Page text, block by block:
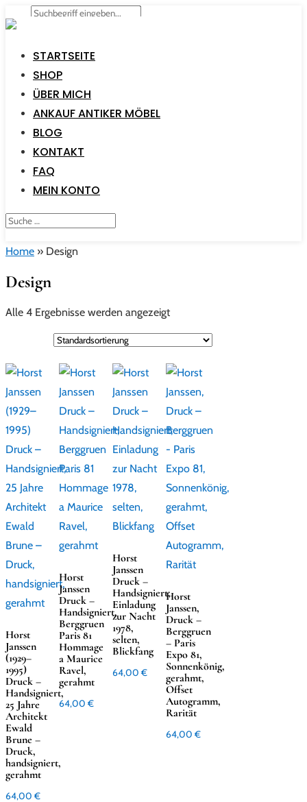
STARTSEITE
SHOP
ÜBER MICH
ANKAUF ANTIKER MÖBEL
BLOG
KONTAKT
FAQ
MEIN KONTO
Home » Design
Design
Alle 4 Ergebnisse werden angezeigt
Horst
Janssen
(1929–
1995)
Druck –
Handsigniert,
25 Jahre
Architekt
Ewald
Brune –
Druck,
handsigniert,
gerahmt
64,00€
Horst
Janssen
Druck –
Handsigniert,
Berggruen
Paris 81
Hommage
a Maurice
Ravel,
gerahmt
64,00€
Horst
Janssen
Druck –
Handsigniert;
Einladung
zur Nacht
1978,
selten,
Blickfang
64,00€
Horst
Janssen,
Druck –
Berggruen
– Paris
Expo 81,
Sonnenkönig,
gerahmt,
Offset
Autogramm,
Rarität
64,00€